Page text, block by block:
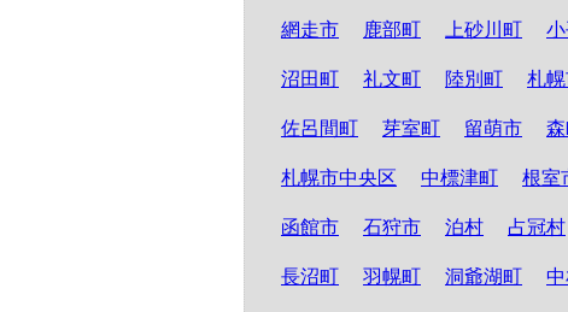
網走市 鹿部町 上砂川町
沼田町 礼文町 陸別町 札
佐呂間町 芽室町 留萌市
札幌市中央区 中標津町 根室
函館市 石狩市 泊村 占冠村
長沼町 羽幌町 洞爺湖町